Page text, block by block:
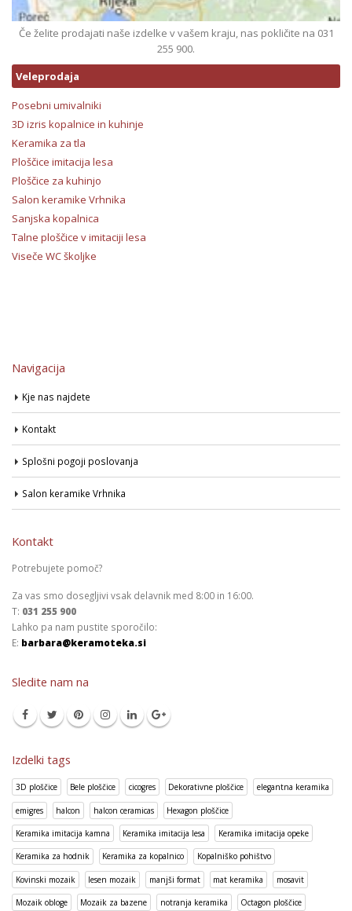
Če želite prodajati naše izdelke v vašem kraju, nas pokličite na 031
255 900.
Veleprodaja
Posebni umivalniki
3D izris kopalnice in kuhinje
Keramika za tla
Ploščice imitacija lesa
Ploščice za kuhinjo
Salon keramike Vrhnika
Sanjska kopalnica
Talne ploščice v imitaciji lesa
Viseče WC školjke
Navigacija
Kje nas najdete
Kontakt
Splošni pogoji poslovanja
Salon keramike Vrhnika
Kontakt
Potrebujete pomoč?
Za vas smo dosegljivi vsak delavnik med 8:00 in 16:00.
T: 031 255 900
Lahko pa nam pustite sporočilo:
E: barbara@keramoteka.si
Sledite nam na
Izdelki tags
3D ploščice Bele ploščice cicogres Dekorativne ploščice elegantna keramika
emigres halcon halcon ceramicas Hexagon ploščice
Keramika imitacija kamna Keramika imitacija lesa Keramika imitacija opeke
Keramika za hodnik Keramika za kopalnico Kopalniško pohištvo
Kovinski mozaik lesen mozaik manjši format mat keramika mosavit
Mozaik obloge Mozaik za bazene notranja keramika Octagon ploščice